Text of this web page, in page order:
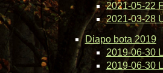
2021-05-22
2021-03-28
Diapo bota 2019
2019-06-30
2019-06-30